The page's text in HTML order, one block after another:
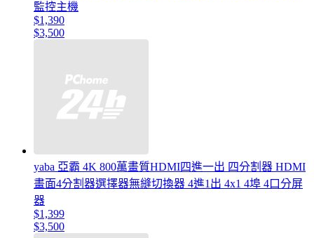
監控主機
$1,390
$3,500
yaba 亞霸 4K 800萬畫質HDMI四進一出 四分割器 HDMI
畫面4分割器選擇器無縫切換器 4進1出 4x1 4埠 4口分屏
器
$1,399
$3,500